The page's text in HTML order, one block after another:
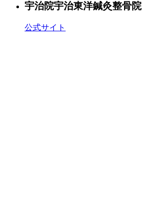
宇治院宇治東洋鍼灸整骨院
公式サイト